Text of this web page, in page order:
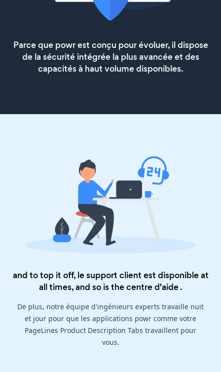
Parce que powr est conçu pour évoluer, il dispose
de la sécurité intégrée la plus avancée et des
capacités à haut volume disponibles.
and to top it off, le support client est disponible at
all times, and so is thecentre d'aide.
De plus, notre équipe d'ingénieurs experts travaille nuit
et jour pour que les applications powr comme votre
PageLines Product Description Tabs travaillent pour
vous.